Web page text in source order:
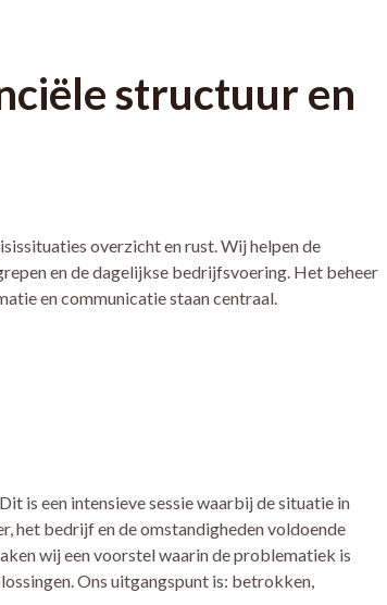
structuur en
overzicht en rust. Wij helpen de
en de dagelijkse bedrijfsvoering. Het beheer
en communicatie staan centraal.
is een intensieve sessie waarbij de situatie in
het bedrijf en de omstandigheden voldoende
wij een voorstel waarin de problematiek is
Ons uitgangspunt is: betrokken,